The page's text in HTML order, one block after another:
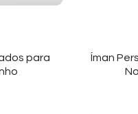
para
Íman